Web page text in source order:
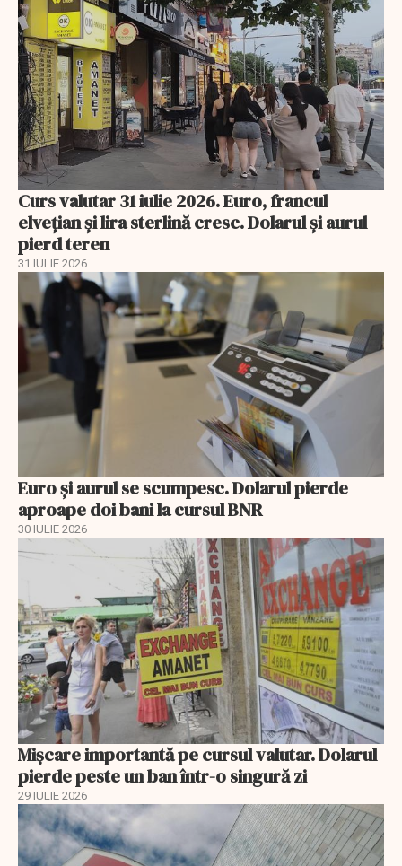
Curs valutar 31 iulie 2026. Euro, francul
elvețian și lira sterlină cresc. Dolarul și aurul
pierd teren
31 IULIE 2026
Euro și aurul se scumpesc. Dolarul pierde
aproape doi bani la cursul BNR
30 IULIE 2026
Mișcare importantă pe cursul valutar. Dolarul
pierde peste un ban într-o singură zi
29 IULIE 2026